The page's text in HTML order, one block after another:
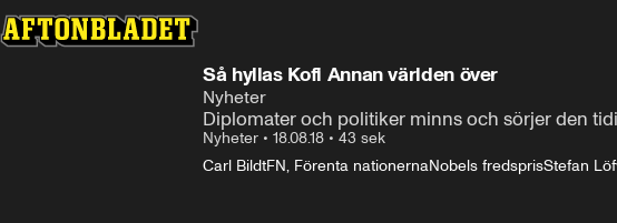
Så hyllas Kofi Annan världen över
Nyheter
Diplomater och politiker minns och sörjer den
Nyheter • 18.08.18 • 43 sek
Carl BildtFN, Förenta nationernaNobels fredsprisStefan